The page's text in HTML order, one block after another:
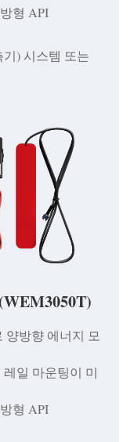
형 API
) 시스템 또는
양방향 에너지 모
일 마운팅이 미
형 API